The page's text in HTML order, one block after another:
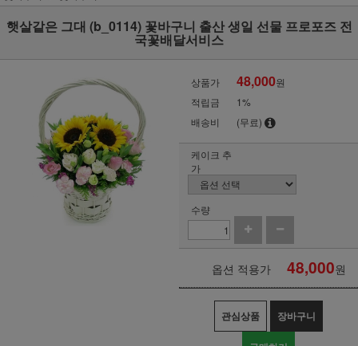
햇살같은 그대 (b_0114) 꽃바구니 출산 생일 선물 프로포즈 전
국꽃배달서비스
상품가 48,000원
적립금
1%
배송비
(무료)
케이크 추
가
수량
옵션 적용가 48,000원
관심상품 장바구니